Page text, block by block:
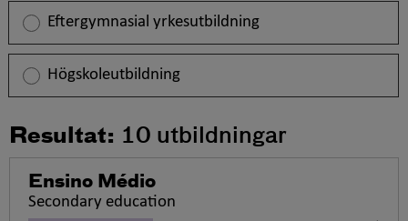
Eftergymnasial yrkesutbildning
Högskoleutbildning
Resultat: 10 utbildningar
Ensino Médio
Secondary education